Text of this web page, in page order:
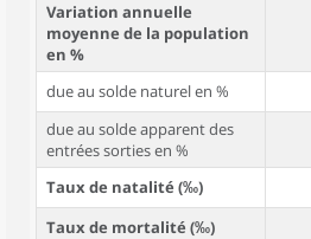
Variation annuelle
moyenne de la population
en %
due au solde naturel en %
due au solde apparent des
entrées sorties en %
Taux de natalité (‰)
Taux de mortalité (‰)